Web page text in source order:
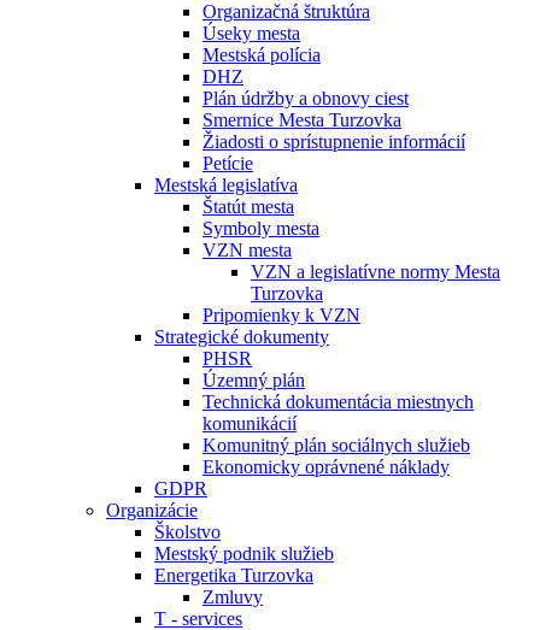
Organizačná štruktúra
Úseky mesta
Mestská polícia
DHZ
Plán údržby a obnovy ciest
Smernice Mesta Turzovka
Žiadosti o sprístupnenie informácií
Petície
Mestská legislatíva
Štatút mesta
Symboly mesta
VZN mesta
VZN a legislatívne normy Mesta
Turzovka
Pripomienky k VZN
Strategické dokumenty
PHSR
Územný plán
Technická dokumentácia miestnych
komunikácií
Komunitný plán sociálnych služieb
Ekonomicky oprávnené náklady
GDPR
Organizácie
Školstvo
Mestský podnik služieb
Energetika Turzovka
Zmluvy
T - services